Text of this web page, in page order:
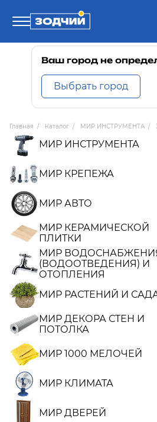
Телефоны
8 800 100-71-71
8 (4242) 30-00-27
8 (4242) 30-00-72
Ваш город не
Выбрать город
Главная / Каталог / МИР ИНСТРУМЕНТА /
МИР ИНСТРУМЕНТА
МИР КРЕПЕЖА
МИР АВТО
МИР КЕРАМИЧЕСКОЙ
ПЛИТКИ
МИР
(ВОДООТВЕДЕНИЯ) И
ОТОПЛЕНИЯ
МИР РАСТЕНИЙ И
МИР ДЕКОРА СТЕН И
ПОТОЛКА
МИР 1000 МЕЛОЧЕЙ
МИР КЛИМАТА
МИР ДВЕРЕЙ